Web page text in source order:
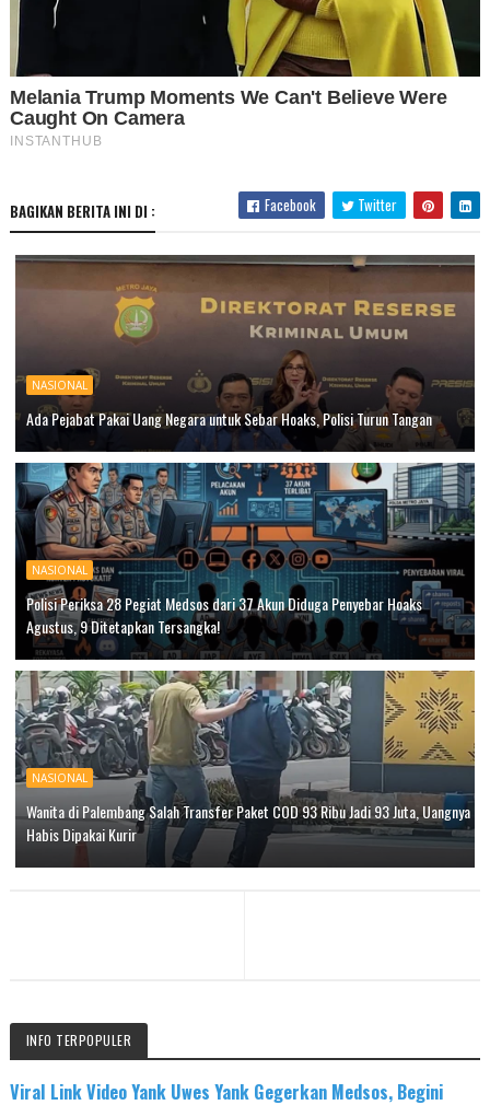
BAGIKAN BERITA INI DI : Facebook Twitter
NASIONAL
Ada Pejabat Pakai Uang Negara untuk Sebar Hoaks, Polisi Turun Tangan
NASIONAL
Polisi Periksa 28 Pegiat Medsos dari 37 Akun Diduga Penyebar Hoaks
Agustus, 9 Ditetapkan Tersangka!
NASIONAL
Wanita di Palembang Salah Transfer Paket COD 93 Ribu Jadi 93 Juta, Uangnya
Habis Dipakai Kurir
INFO TERPOPULER
Viral Link Video Yank Uwes Yank Gegerkan Medsos, Begini